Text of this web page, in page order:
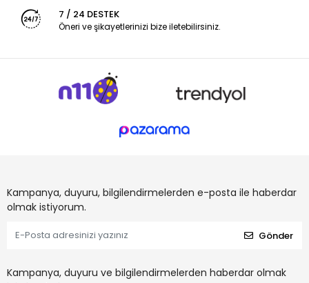
7 / 24 DESTEK
Öneri ve şikayetlerinizi bize iletebilirsiniz.
Kampanya, duyuru, bilgilendirmelerden e-posta ile haberdar
olmak istiyorum.
Gönder
Kampanya, duyuru ve bilgilendirmelerden haberdar olmak